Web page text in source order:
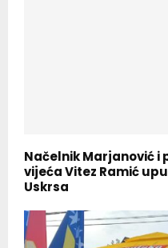
Načelnik Marjanović i
vijeća Vitez Ramić
Uskrsa